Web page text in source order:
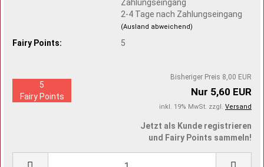
2-4 Tage nach Zahlungseingang
(Ausland abweichend)
Fairy Points: 5
Bisheriger Preis 8,00 EUR
Nur 5,60 EUR
inkl. 19% MwSt. zzgl. Versand
5
Fairy Points
Jetzt als Kunde registrieren
und Fairy Points sammeln!